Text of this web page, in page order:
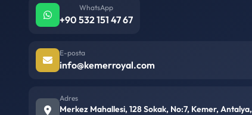
WhatsApp
+90 532 151 47 67
E-posta
info@kemerroyal.com
Adres
Merkez Mahallesi, 128 Sokak, No:7, Kemer, Antalya,